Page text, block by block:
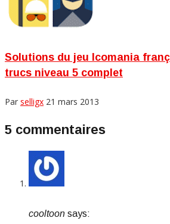
Solutions du jeu Icomania
trucs niveau 5 complet
Par selligx 21 mars 2013
5 commentaires
cooltoon says: